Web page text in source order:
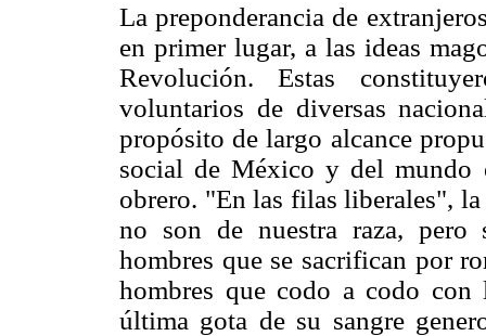
La preponderancia de
en primer lugar, a las ideas
Revolución. Estas
voluntarios de diversas
propósito de largo alcance
social de México y del mundo
obrero. "En las filas liberales",
no son de nuestra raza, pero
hombres que se sacrifican por
hombres que codo a codo con
última gota de su sangre